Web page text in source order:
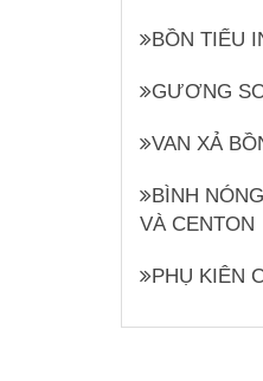
BỒN TIỂU
GƯƠNG
VAN XẢ
BÌNH
VÀ CENTON
PHỤ KIÊN